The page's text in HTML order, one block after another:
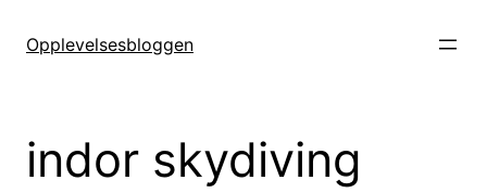
Opplevelsesbloggen
indor skydiving